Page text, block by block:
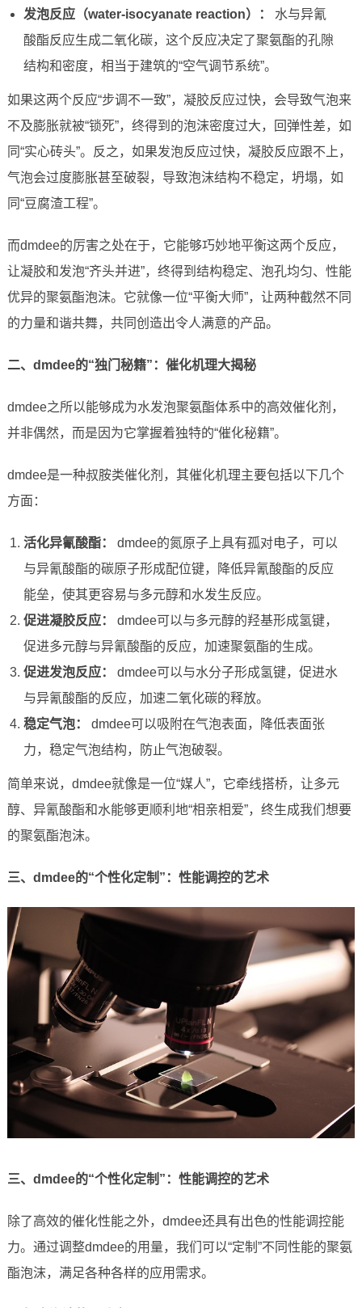
发泡反应（water-isocyanate reaction）：
水与异氰
酸酯反应生成二氧化碳，这个反应决定了聚氨酯的孔隙
结构和密度，相当于建筑的“空气调节系统”。
如果这两个反应“步调不一致”，凝胶反应过快，会导致气泡来
不及膨胀就被“锁死”，终得到的泡沫密度过大，回弹性差，如
同“实心砖头”。反之，如果发泡反应过快，凝胶反应跟不上，
气泡会过度膨胀甚至破裂，导致泡沫结构不稳定，坍塌，如
同“豆腐渣工程”。
而dmdee的厉害之处在于，它能够巧妙地平衡这两个反应，
让凝胶和发泡“齐头并进”，终得到结构稳定、泡孔均匀、性能
优异的聚氨酯泡沫。它就像一位“平衡大师”，让两种截然不同
的力量和谐共舞，共同创造出令人满意的产品。
二、dmdee的“独门秘籍”：催化机理大揭秘
dmdee之所以能够成为水发泡聚氨酯体系中的高效催化剂，
并非偶然，而是因为它掌握着独特的“催化秘籍”。
dmdee是一种叔胺类催化剂，其催化机理主要包括以下几个
方面：
活化异氰酸酯：
dmdee的氮原子上具有孤对电子，可以
与异氰酸酯的碳原子形成配位键，降低异氰酸酯的反应
能垒，使其更容易与多元醇和水发生反应。
促进凝胶反应：
dmdee可以与多元醇的羟基形成氢键，
促进多元醇与异氰酸酯的反应，加速聚氨酯的生成。
促进发泡反应：
dmdee可以与水分子形成氢键，促进水
与异氰酸酯的反应，加速二氧化碳的释放。
稳定气泡：
dmdee可以吸附在气泡表面，降低表面张
力，稳定气泡结构，防止气泡破裂。
简单来说，dmdee就像是一位“媒人”，它牵线搭桥，让多元
醇、异氰酸酯和水能够更顺利地“相亲相爱”，终生成我们想要
的聚氨酯泡沫。
三、dmdee的“个性化定制”：性能调控的艺术
三、dmdee的“个性化定制”：性能调控的艺术
除了高效的催化性能之外，dmdee还具有出色的性能调控能
力。通过调整dmdee的用量，我们可以“定制”不同性能的聚氨
酯泡沫，满足各种各样的应用需求。